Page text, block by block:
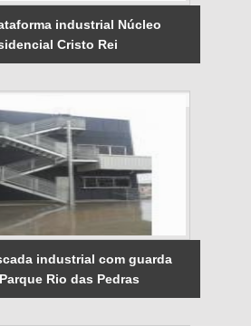
industrial Núcleo
Cristo Rei
industrial com guarda
Rio das Pedras